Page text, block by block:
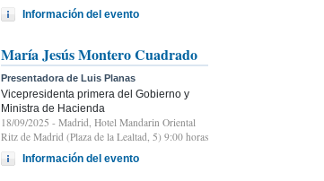
Información del evento
María Jesús Montero Cuadrado
Presentadora de Luis Planas
Vicepresidenta primera del Gobierno y
Ministra de Hacienda
18/09/2025 - Madrid, Hotel Mandarin Oriental
Ritz de Madrid (Plaza de la Lealtad, 5) 9:00 horas
Información del evento